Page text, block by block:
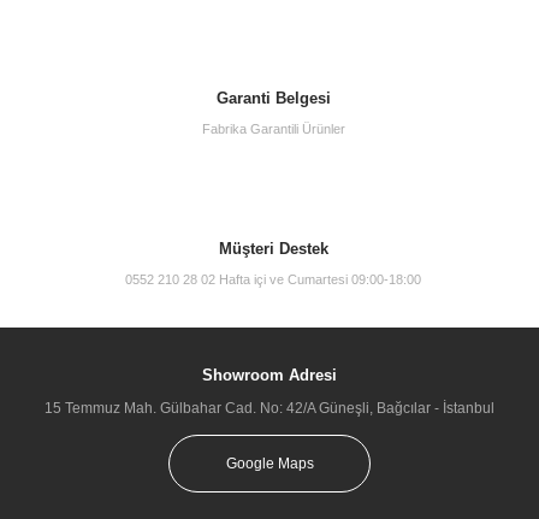
Garanti Belgesi
Fabrika Garantili Ürünler
Müşteri Destek
0552 210 28 02 Hafta içi ve Cumartesi 09:00-18:00
Showroom Adresi
15 Temmuz Mah. Gülbahar Cad. No: 42/A Güneşli, Bağcılar - İstanbul
Google Maps